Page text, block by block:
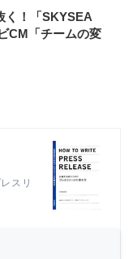
く！「SKYSEA
CM「チームの変
スリ